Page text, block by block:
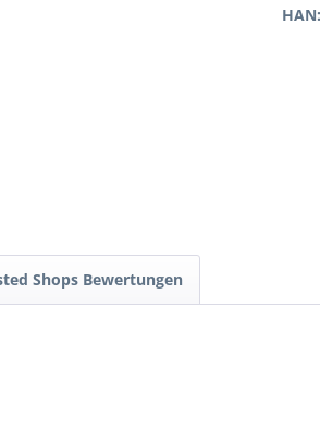
HAN:
Shops Bewertungen